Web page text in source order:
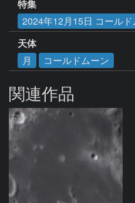
特集
2024年12月15日 コールド
天体
月
コールドムーン
関連作品
マルト